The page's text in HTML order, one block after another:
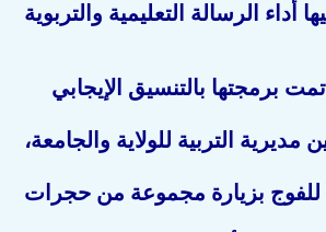
مديرية التربية للولاية والجامعة،
بزيارة مجموعة من حجرات